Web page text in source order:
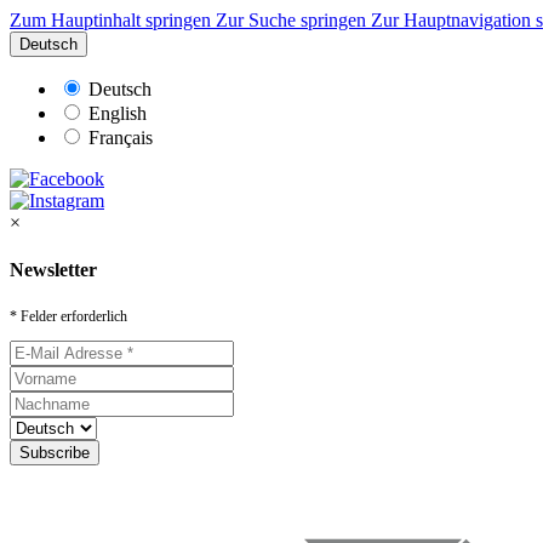
Zum Hauptinhalt springen Zur Suche springen Zur Hauptnavigation
Deutsch
Deutsch
English
Français
×
Newsletter
* Felder erforderlich